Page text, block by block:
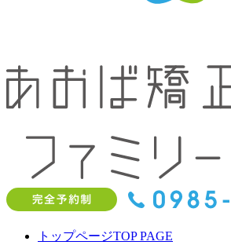
トップページTOP PAGE